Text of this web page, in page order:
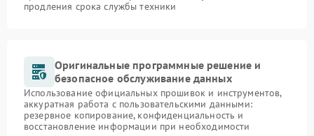
продления срока службы техники
Оригинальные программные решение и
безопасное обслуживание данных
Использование официальных прошивок и инструментов,
аккуратная работа с пользовательскими данными:
резервное копирование, конфиденциальность и
восстановление информации при необходимости